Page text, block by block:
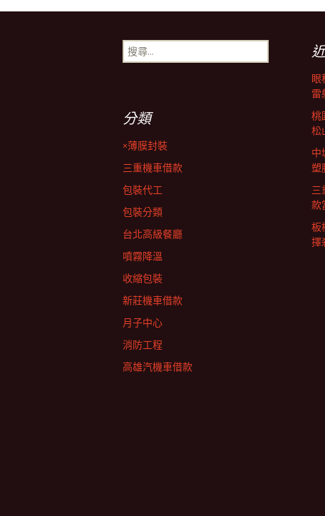
搜
尋
眼
雷
桃
松
中
塑
三
款
板
擇
分類
×薄膜封裝
三重機車借款
包裝代工
包裝分類
台北高級餐廳
噴霧降溫
收縮包裝
新莊機車借款
月子中心
消防工程
高雄汽機車借款